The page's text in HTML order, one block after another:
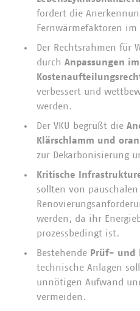
fordert die
Fernwärmefaktoren im
Der Rechtsrahmen für
durch Anpassungen im
verbessert und
werden.
Der VKU begrüßt die
Klärschlamm und
zur Dekarbonisierung
Kritische
sollten von pauschalen
werden, da ihr
prozessbedingt ist.
Bestehende Prüf- und
technische Anlagen
unnötigen Aufwand
vermeiden.